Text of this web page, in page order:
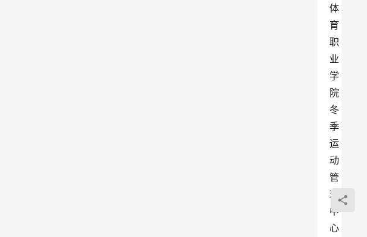
体
育
职
业
学
院
冬
季
运
动
管
理
中
心